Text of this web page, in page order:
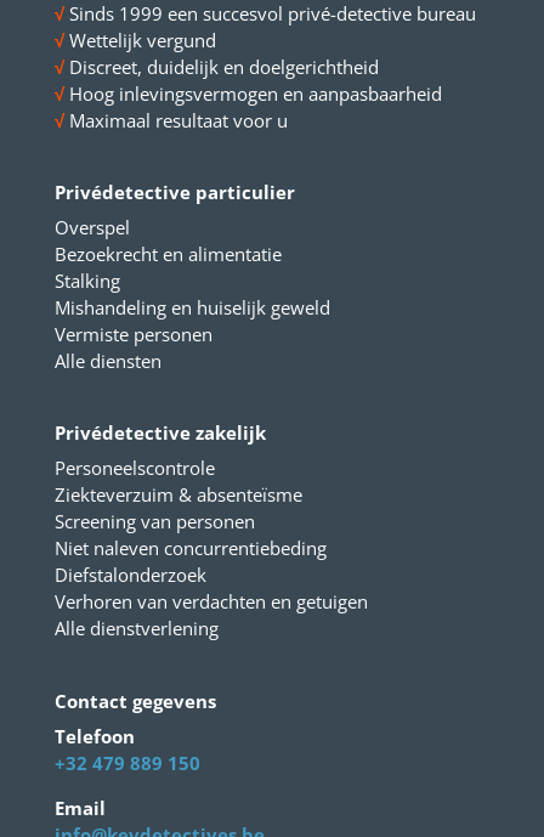
√Sinds 1999 een succesvol privé-detective bureau
√Wettelijk vergund
√ Discreet, duidelijk en doelgerichtheid
√ Hoog inlevingsvermogen en aanpasbaarheid
√ Maximaal resultaat voor u
Privédetective particulier
Overspel
Bezoekrecht en alimentatie
Stalking
Mishandeling en huiselijk geweld
Vermiste personen
Alle diensten
Privédetective zakelijk
Personeelscontrole
Ziekteverzuim & absenteïsme
Screening van personen
Niet naleven concurrentiebeding
Diefstalonderzoek
Verhoren van verdachten en getuigen
Alle dienstverlening
Contact gegevens
Telefoon
+32 479 889 150
Email